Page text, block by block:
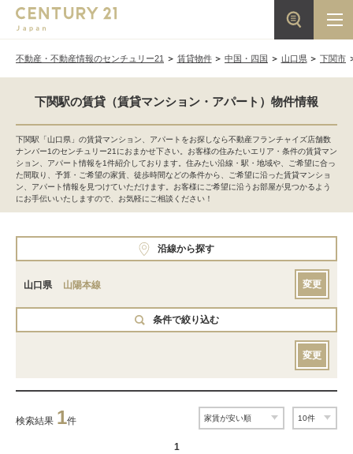
不動産・不動産情報のセンチュリー21 賃貸物件 中国・四国 山口県 下関市
下関駅の賃貸（賃貸マンション・アパート）物件情報
下関駅「山口県」の賃貸マンション、アパートをお探しなら不動産フランチャイズ店舗数
ナンバー1のセンチュリー21におまかせ下さい。お客様の住みたいエリア・条件の賃貸マン
ション、アパート情報を1件紹介しております。住みたい沿線・駅・地域や、ご希望に合っ
た間取り、予算・ご希望の家賃、徒歩時間などの条件から、ご希望に沿った賃貸マンショ
ン、アパート情報を見つけていただけます。お客様にご希望に沿うお部屋が見つかるよう
にお手伝いいたしますので、お気軽にご相談ください！
沿線から探す
山口県 山陽本線 変更
条件で絞り込む
変更
検索結果 1件
1